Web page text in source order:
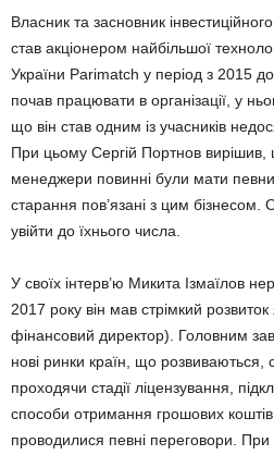
Власник та засновник
став акціонером найбільшої
України Parimatch у період з 2015 до
почав працювати в організації, у
що він став одним із учасників
При цьому Сергій Портнов
менеджери повинні були мати
старання пов’язані з цим
увійти до їхнього числа.
У своїх інтерв’ю Микита Ізмаїлов
2017 року він мав стрімкий
фінансовий директор). Головним
нові ринки країн, що розвиваються,
проходячи стадії ліцензування,
способи отримання грошових
проводилися певні переговори.